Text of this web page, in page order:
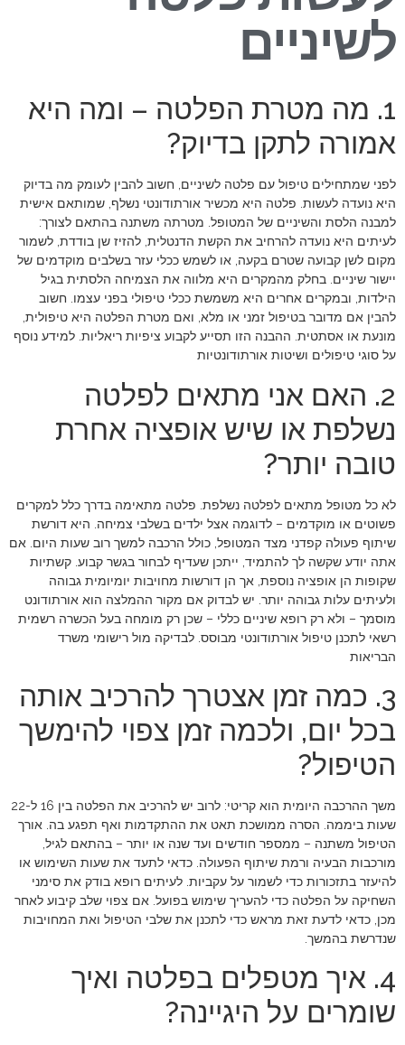
לשיניים
1. מה מטרת הפלטה – ומה היא
אמורה לתקן בדיוק?
לפני שמתחילים טיפול עם פלטה לשיניים, חשוב להבין לעומק מה בדיוק
היא נועדה לעשות. פלטה היא מכשיר אורתודונטי נשלף, שמותאם אישית
למבנה הלסת והשיניים של המטופל. מטרתה משתנה בהתאם לצורך:
לעיתים היא נועדה להרחיב את הקשת הדנטלית, להזיז שן בודדת, לשמור
מקום לשן קבועה שטרם בקעה, או לשמש ככלי עזר בשלבים מוקדמים של
יישור שיניים. בחלק מהמקרים היא מלווה את הצמיחה הלסתית בגיל
הילדות, ובמקרים אחרים היא משמשת ככלי טיפולי בפני עצמו. חשוב
להבין אם מדובר בטיפול זמני או מלא, ואם מטרת הפלטה היא טיפולית,
מונעת או אסתטית. ההבנה הזו תסייע לקבוע ציפיות ריאליות. למידע נוסף
על סוגי טיפולים ושיטות אורתודונטיות
2. האם אני מתאים לפלטה
נשלפת או שיש אופציה אחרת
טובה יותר?
לא כל מטופל מתאים לפלטה נשלפת. פלטה מתאימה בדרך כלל למקרים
פשוטים או מוקדמים – לדוגמה אצל ילדים בשלבי צמיחה. היא דורשת
שיתוף פעולה קפדני מצד המטופל, כולל הרכבה למשך רוב שעות היום. אם
אתה יודע שקשה לך להתמיד, ייתכן שעדיף לבחור בגשר קבוע. קשתיות
שקופות הן אופציה נוספת, אך הן דורשות מחויבות יומיומית גבוהה
ולעיתים עלות גבוהה יותר. יש לבדוק אם מקור ההמלצה הוא אורתודונט
מוסמך – ולא רק רופא שיניים כללי – שכן רק מומחה בעל הכשרה רשמית
רשאי לתכנן טיפול אורתודונטי מבוסס. לבדיקה מול רישומי משרד
הבריאות
3. כמה זמן אצטרך להרכיב אותה
בכל יום, ולכמה זמן צפוי להימשך
הטיפול?
משך ההרכבה היומית הוא קריטי: לרוב יש להרכיב את הפלטה בין 16 ל-22
שעות ביממה. הסרה ממושכת תאט את ההתקדמות ואף תפגע בה. אורך
הטיפול משתנה – ממספר חודשים ועד שנה או יותר – בהתאם לגיל,
מורכבות הבעיה ורמת שיתוף הפעולה. כדאי לתעד את שעות השימוש או
להיעזר בתזכורות כדי לשמור על עקביות. לעיתים רופא בודק את סימני
השחיקה על הפלטה כדי להעריך שימוש בפועל. אם צפוי שלב קיבוע לאחר
מכן, כדאי לדעת זאת מראש כדי לתכנן את שלבי הטיפול ואת המחויבות
שנדרשת בהמשך.
4. איך מטפלים בפלטה ואיך
שומרים על היגיינה?